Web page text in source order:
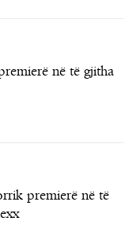
në të gjitha
premierë në të